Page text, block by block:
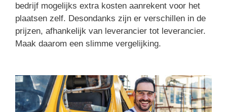
bedrijf mogelijks extra kosten aanrekent voor het
plaatsen zelf. Desondanks zijn er verschillen in de
prijzen, afhankelijk van leverancier tot leverancier.
Maak daarom een slimme vergelijking.